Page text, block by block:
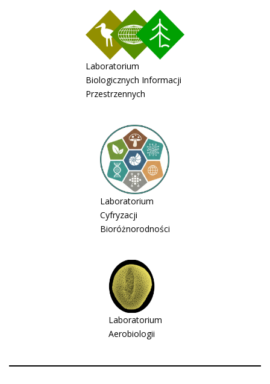
Laboratorium
Biologicznych Informacji
Przestrzennych
Laboratorium
Cyfryzacji
Bioróżnorodności
Laboratorium
Aerobiologii